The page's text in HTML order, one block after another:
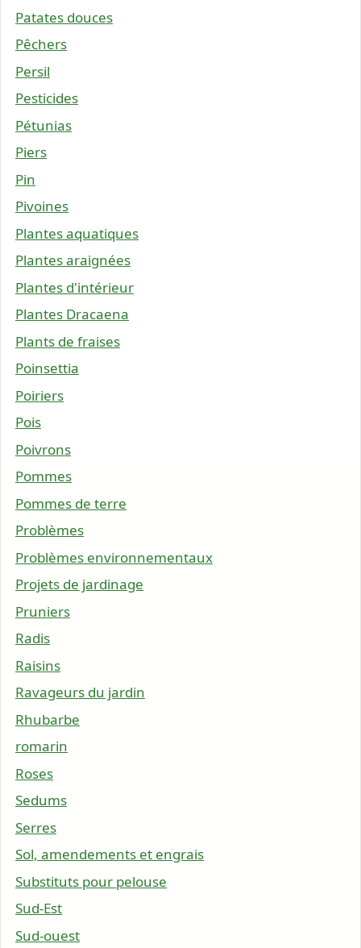
Patates douces
Pêchers
Persil
Pesticides
Pétunias
Piers
Pin
Pivoines
Plantes aquatiques
Plantes araignées
Plantes d'intérieur
Plantes Dracaena
Plants de fraises
Poinsettia
Poiriers
Pois
Poivrons
Pommes
Pommes de terre
Problèmes
Problèmes environnementaux
Projets de jardinage
Pruniers
Radis
Raisins
Ravageurs du jardin
Rhubarbe
romarin
Roses
Sedums
Serres
Sol, amendements et engrais
Substituts pour pelouse
Sud-Est
Sud-ouest